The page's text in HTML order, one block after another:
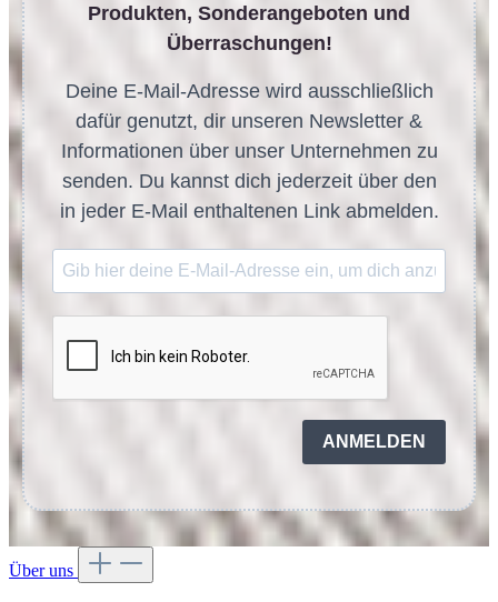
Produkten, Sonderangeboten und
Überraschungen!
Deine E-Mail-Adresse wird ausschließlich
dafür genutzt, dir unseren Newsletter &
Informationen über unser Unternehmen zu
senden. Du kannst dich jederzeit über den
in jeder E-Mail enthaltenen Link abmelden.
ANMELDEN
Über uns